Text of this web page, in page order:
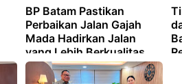
BP Batam Pastikan
Perbaikan Jalan Gajah
Mada Hadirkan Jalan
yang Lebih Berkualitas
dan Nyaman, Pengguna
Jalan Dihimbau